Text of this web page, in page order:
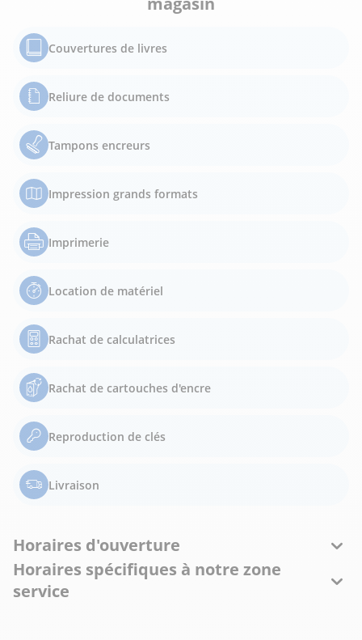
Couvertures de livres
Reliure de documents
Tampons encreurs
Impression grands formats
Imprimerie
Location de matériel
Rachat de calculatrices
Rachat de cartouches d'encre
Reproduction de clés
Livraison
Horaires d'ouverture
Horaires spécifiques à notre zone
service